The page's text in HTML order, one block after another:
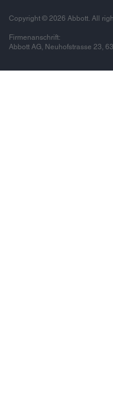
Copyright © 2026 Abbott. All
Firmenanschrift:
Abbott AG, Neuhofstrasse 23,